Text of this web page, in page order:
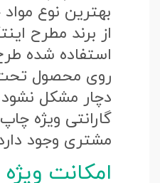
از برند مطرح
استفاده شده
روی محصول
دچار مشکل
گارانتی ویژه
مشتری وجود
امکانت